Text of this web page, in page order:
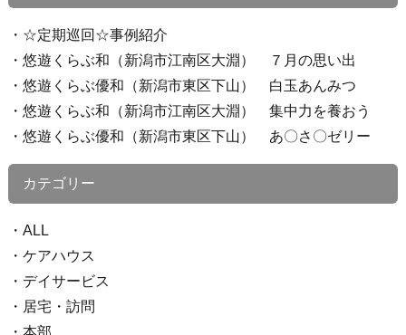
☆定期巡回☆事例紹介
悠遊くらぶ和（新潟市江南区大淵） ７月の思い出
悠遊くらぶ優和（新潟市東区下山） 白玉あんみつ
悠遊くらぶ和（新潟市江南区大淵） 集中力を養おう
悠遊くらぶ優和（新潟市東区下山） あ〇さ〇ゼリー
カテゴリー
ALL
ケアハウス
デイサービス
居宅・訪問
本部